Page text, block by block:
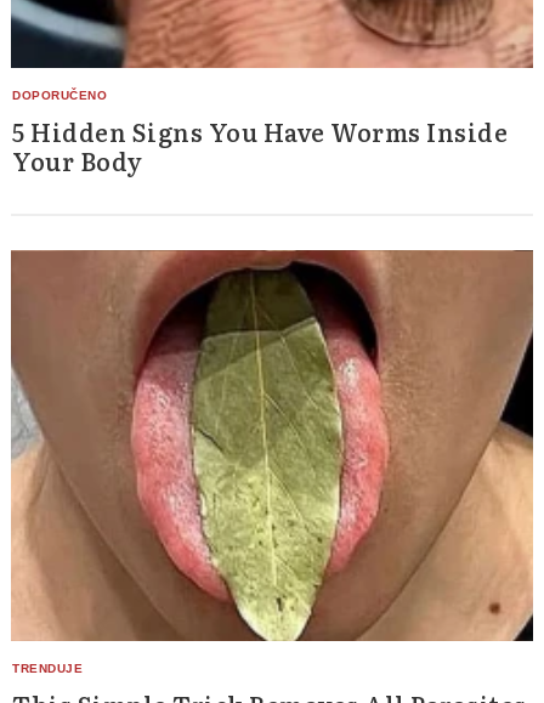
5 Hidden Signs You Have Worms Inside
Your Body
for: